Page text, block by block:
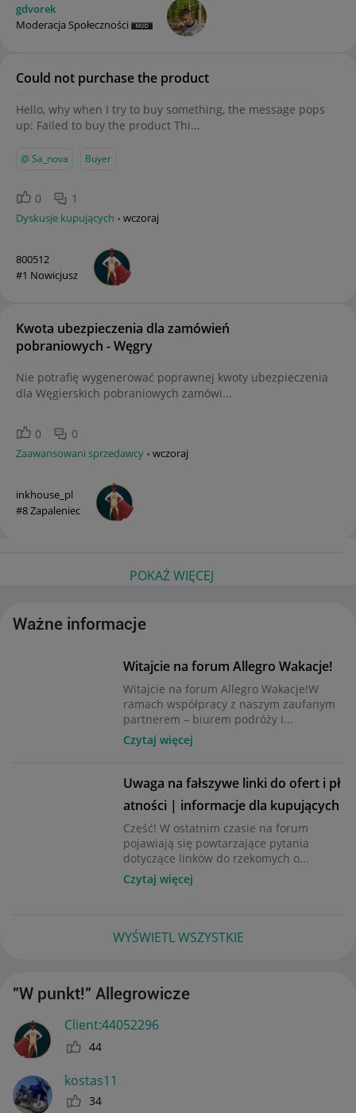
gdvorek
Moderacja Społeczności
Could not purchase the product
Hello, why when I try to buy something, the message pops
up: Failed to buy the product Thi...
@ Sa_nova Buyer
0 1
Dyskusje kupujących wczoraj
800512
#1 Nowicjusz
Kwota ubezpieczenia dla zamówień
pobraniowych - Węgry
Nie potrafię wygenerować poprawnej kwoty ubezpieczenia
dla Węgierskich pobraniowych zamówi...
0 0
Zaawansowani sprzedawcy wczoraj
inkhouse_pl
#8 Zapaleniec
POKAŻ WIĘCEJ
Ważne informacje
Witajcie na forum Allegro Wakacje!
Witajcie na forum Allegro Wakacje!W
ramach współpracy z naszym zaufanym
partnerem – biurem podróży I...
Czytaj więcej
Uwaga na fałszywe linki do ofert i pł
atności | informacje dla kupujących
Cześć! W ostatnim czasie na forum
pojawiają się powtarzające pytania
dotyczące linków do rzekomych o...
Czytaj więcej
WYŚWIETL WSZYSTKIE
"W punkt!" Allegrowicze
Client:44052296
44
kostas11
34